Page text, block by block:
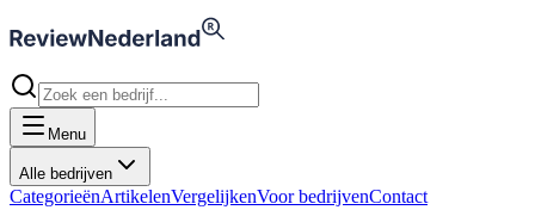
Menu
Alle bedrijven
CategorieënArtikelenVergelijkenVoor bedrijvenContact